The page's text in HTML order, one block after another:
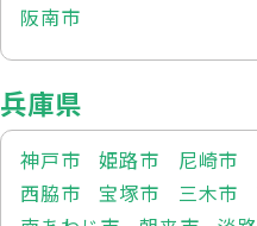
阪南市
兵庫県
神戸市 姫路市 尼崎市
西脇市
宝塚市 三木市